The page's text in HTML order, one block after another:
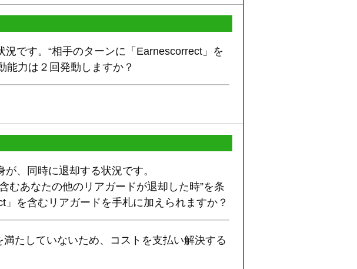
です。“相手のターンに「Earnescorrect」を
能力は２回発動しますか？
、同時に退却する状況です。
むあなたの他のリアガードが退却した時”を条
を含むリアガードを手札に加えられますか？
たしていないため、コストを支払い解決する